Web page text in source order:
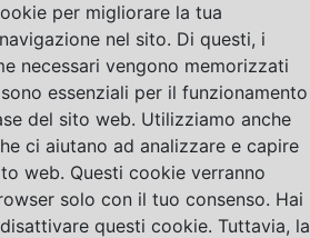
per migliorare la tua
nel sito. Di questi, i
necessari vengono memorizzati
essenziali per il funzionamento
del sito web. Utilizziamo anche
ci aiutano ad analizzare e capire
web. Questi cookie verranno
solo con il tuo consenso. Hai
questi cookie. Tuttavia, la